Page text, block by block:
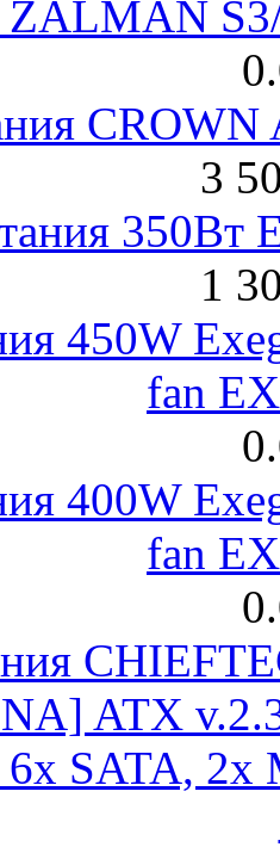
ZALMAN
3
350Вт
1
450W
fan
400W
fan
ATX
SATA, 2x